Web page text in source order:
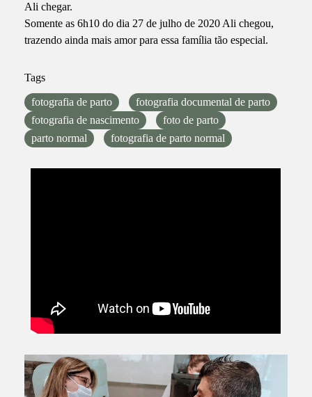
Ali chegar.
Somente as 6h10 do dia 27 de julho de 2020 Ali chegou,
trazendo ainda mais amor para essa família tão especial.
Tags
fotografia de parto
fotografia documental de parto
fotografia de nascimento
foto de parto
parto normal
fotografia de parto normal